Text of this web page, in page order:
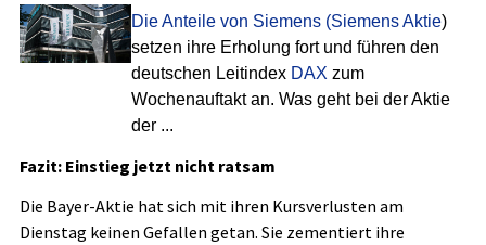
Die Anteile von Siemens (Siemens Aktie)
setzen ihre Erholung fort und führen den
deutschen Leitindex DAX zum
Wochenauftakt an. Was geht bei der Aktie
der ...
Fazit: Einstieg jetzt nicht ratsam
Die Bayer-Aktie hat sich mit ihren Kursverlusten am
Dienstag keinen Gefallen getan. Sie zementiert ihre